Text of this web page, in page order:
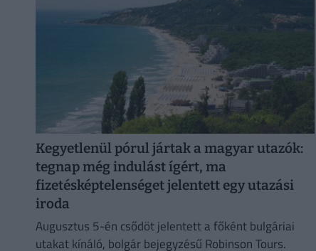
Kegyetlenül pórul jártak a magyar utazók:
tegnap még indulást ígért, ma
fizetésképtelenséget jelentett egy utazási
iroda
Augusztus 5-én csődöt jelentett a főként bulgáriai
utakat kínáló, bolgár bejegyzésű Robinson Tours.